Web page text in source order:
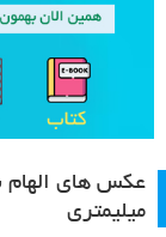
میلیمتری